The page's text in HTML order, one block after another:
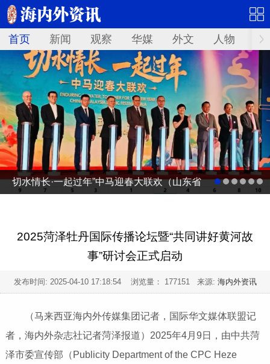
首页 新闻 观察 华媒 外文 人物 华
切水情长·一起过年”中马迎春大联欢（山东省
2025菏泽牡丹国际传播论坛暨“共同讲好黄河故
事”研讨会正式启动
发布时间: 2025-04-10 17:18:54浏览量： 177151 来源: 海内外资讯
（马来西亚海内外传媒集团记者，国际华文媒体联盟记
者，海内外杂志社记者菏泽报道）2025年4月9日，由中共菏
泽市委宣传部（Publicity Department of the CPC Heze